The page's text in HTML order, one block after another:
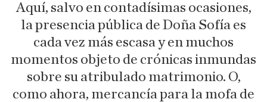
Aquí, salvo en contadísimas ocasiones,
la presencia pública de Doña Sofía es
cada vez más escasa y en muchos
momentos objeto de crónicas inmundas
sobre su atribulado matrimonio. O,
como ahora, mercancía para la mofa de